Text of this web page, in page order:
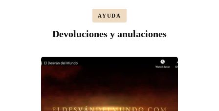
AYUDA
Devoluciones y anulaciones